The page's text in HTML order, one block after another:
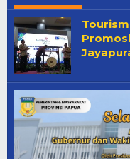
Papua
Pos